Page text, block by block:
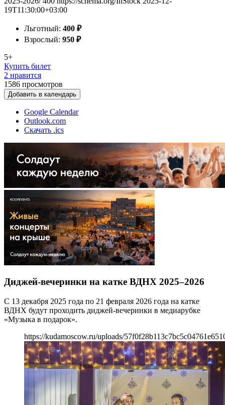
19T11:30:00+03:00
Льготный: 400 ₽
Взрослый: 950 ₽
5+
Купить билет
2 нравится
1586 просмотров
Добавить в календарь
Google Calendar
Outlook.com
Скачать .ics
Диджей-вечеринки на катке ВДНХ 2025–2026
С 13 декабря 2025 года по 21 февраля 2026 года на катке
ВДНХ будут проходить диджей-вечеринки в медиарубке
«Музыка в подарок».
https://kudamoscow.ru/uploads/